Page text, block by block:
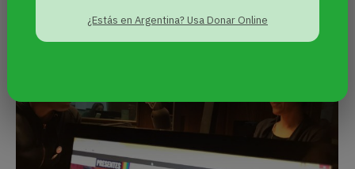
¿Estás en Argentina? Usa Donar Online